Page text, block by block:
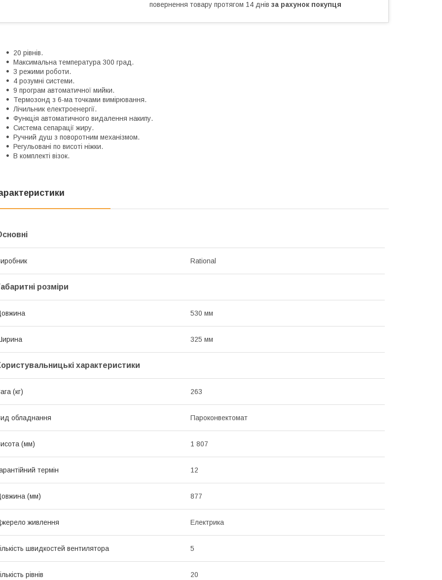
повернення товару протягом 14 днів за рахунок покупця
20 рівнів.
Максимальна температура 300 град.
3 режими роботи.
4 розумні системи.
9 програм автоматичної мийки.
Термозонд з 6-ма точками вимірювання.
Лічильник електроенергії.
Функція автоматичного видалення накипу.
Система сепарації жиру.
Ручний душ з поворотним механізмом.
Регульовані по висоті ніжки.
В комплекті візок.
Rational
розміри
530 мм
325 мм
характеристики
(кг) 263
обладнання Пароконвектомат
(мм) 1 807
термін 12
(мм) 877
живлення Електрика
швидкостей вентилятора 5
рівнів 20